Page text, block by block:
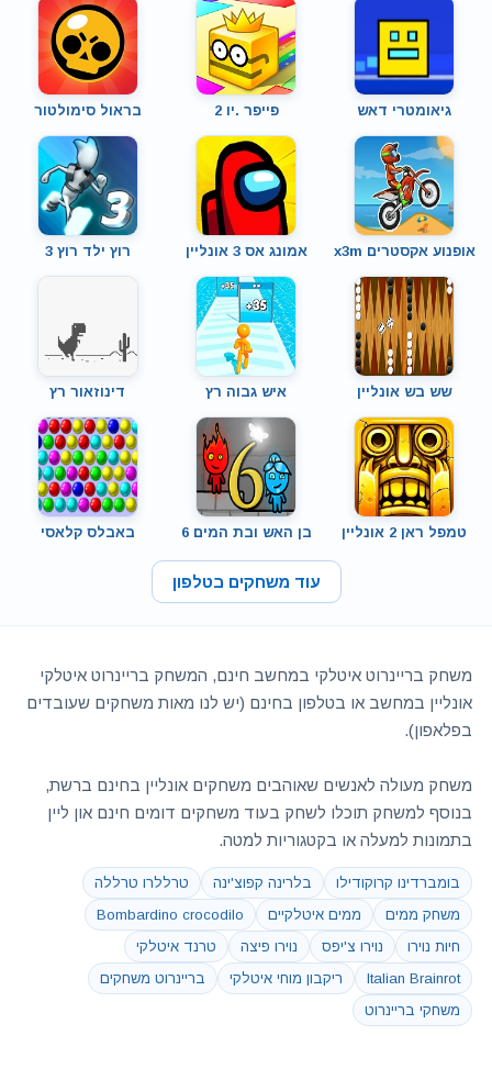
גיאומטרי דאש פייפר .יו 2 בראול סימולטור
אופנוע אקסטרים x3m אמונג אס 3 אונליין רוץ ילד רוץ 3
שש בש אונליין איש גבוה רץ דינוזאור רץ
טמפל ראן 2 אונליין בן האש ובת המים 6 באבלס קלאסי
עוד משחקים בטלפון
משחק בריינרוט איטלקי במחשב חינם, המשחק בריינרוט איטלקי
אונליין במחשב או בטלפון בחינם (יש לנו מאות משחקים שעובדים
בפלאפון).
משחק מעולה לאנשים שאוהבים משחקים אונליין בחינם ברשת,
בנוסף למשחק תוכלו לשחק בעוד משחקים דומים חינם און ליין
בתמונות למעלה או בקטגוריות למטה.
בומברדינו קרוקודילו בלרינה קפוצ'ינה
טרללרו טרללה
משחק ממים
ממים איטלקיים
Bombardino crocodilo
חיות נוירו
נוירו צ'יפס נוירו פיצה
טרנד איטלקי
Italian Brainrot
ריקבון מוחי איטלקי
בריינרוט משחקים
משחקי בריינרוט